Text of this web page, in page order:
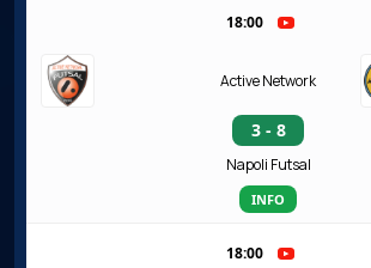
18:00
Active Network
3 - 8
Napoli Futsal
INFO
18:00